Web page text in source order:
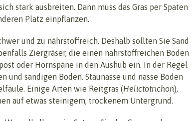
stark ausbreiten. Dann muss das Gras per Spaten
Platz einpflanzen.
und zu nährstoffreich. Deshalb sollten Sie Sand
Ziergräser, die einen nährstoffreichen Boden
oder Hornspäne in den Aushub ein. In der Regel
und sandigen Boden. Staunässe und nasse Böden
Einige Arten wie Reitgras (Helictotrichon),
auf etwas steinigem, trockenem Untergrund.